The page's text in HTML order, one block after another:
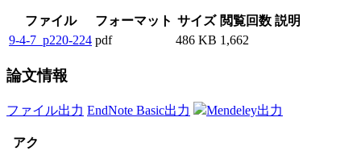
ファイル フォーマット サイズ 閲覧回数 説明
9-4-7_p220-224 pdf 486 KB 1,662
論文情報
ファイル出力 EndNote Basic出力 Mendeley出力
アク